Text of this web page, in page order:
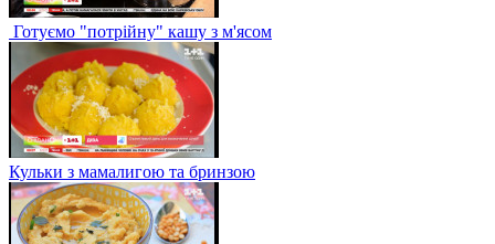
Готуємо "потрійну" кашу з м'ясом
Кульки з мамалигою та бринзою